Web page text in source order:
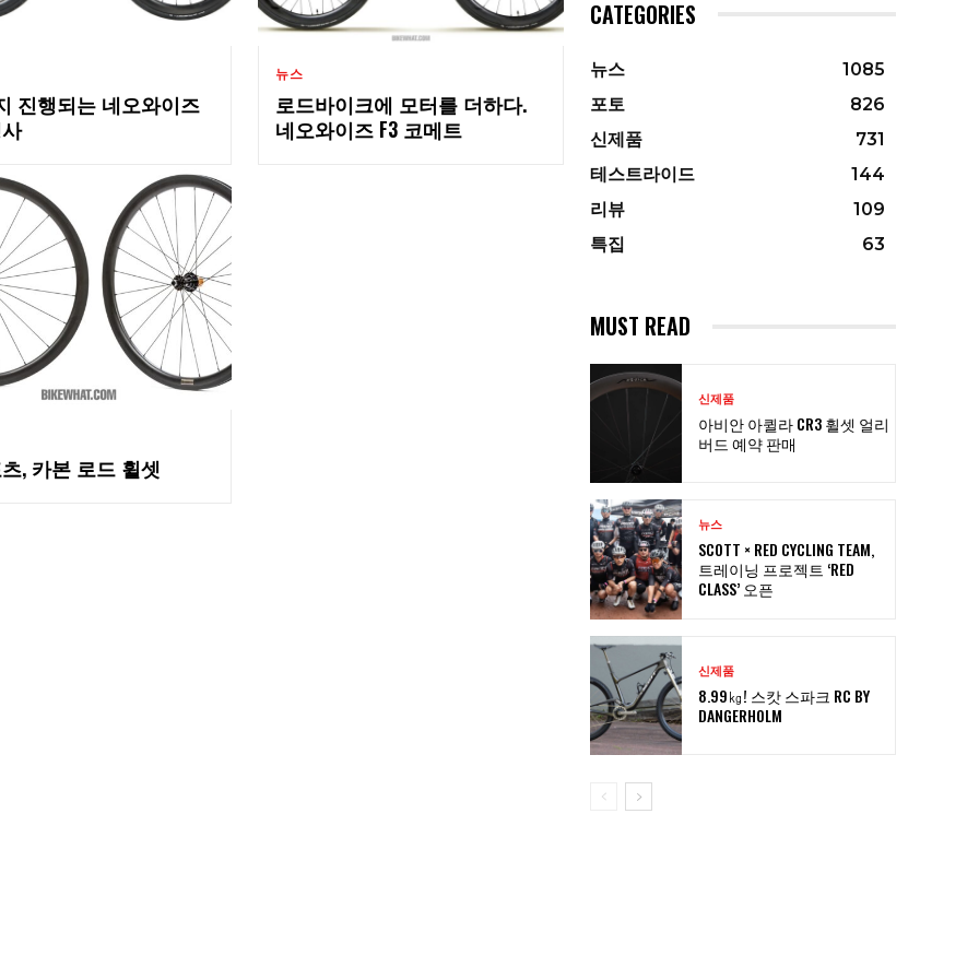
진행되는 네오와이즈
뉴스
로드바이크에 모터를 더하다.
네오와이즈 F3 코메트
, 카본 로드 휠셋
CATEGORIES
뉴스
1085
포토
826
신제품
731
테스트라이드
144
리뷰
109
특집
63
MUST READ
신제품
아비안 아퀼라 CR3 휠셋 얼리
버드 예약 판매
뉴스
SCOTT × RED CYCLING TEAM,
트레이닝 프로젝트 ‘RED
CLASS’ 오픈
신제품
8.99㎏! 스캇 스파크 RC BY
DANGERHOLM